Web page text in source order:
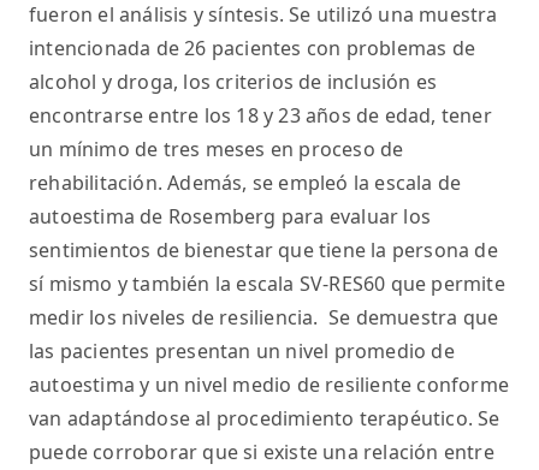
fueron el análisis y síntesis. Se utilizó una muestra
intencionada de 26 pacientes con problemas de
alcohol y droga, los criterios de inclusión es
encontrarse entre los 18 y 23 años de edad, tener
un mínimo de tres meses en proceso de
rehabilitación. Además, se empleó la escala de
autoestima de Rosemberg para evaluar los
sentimientos de bienestar que tiene la persona de
sí mismo y también la escala SV-RES60 que permite
medir los niveles de resiliencia. Se demuestra que
las pacientes presentan un nivel promedio de
autoestima y un nivel medio de resiliente conforme
van adaptándose al procedimiento terapéutico. Se
puede corroborar que si existe una relación entre